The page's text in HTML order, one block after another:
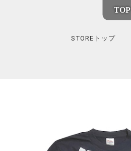
TOP
STOREトップ